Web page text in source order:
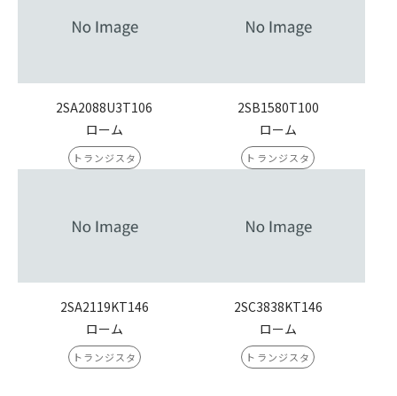
2SA2088U3T106
ローム
トランジスタ
2SB1580T100
ローム
トランジスタ
2SA2119KT146
ローム
トランジスタ
2SC3838KT146
ローム
トランジスタ